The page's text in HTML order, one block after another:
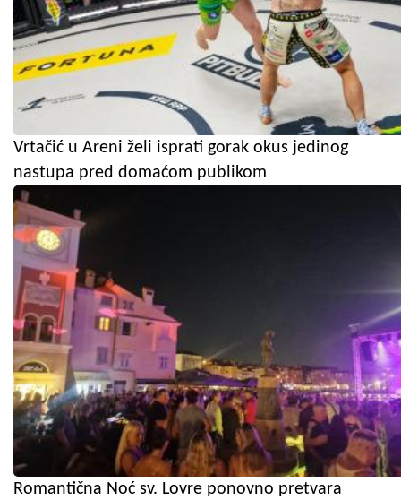
Vrtačić u Areni želi isprati gorak okus jedinog
nastupa pred domaćom publikom
Romantična Noć sv. Lovre ponovno pretvara